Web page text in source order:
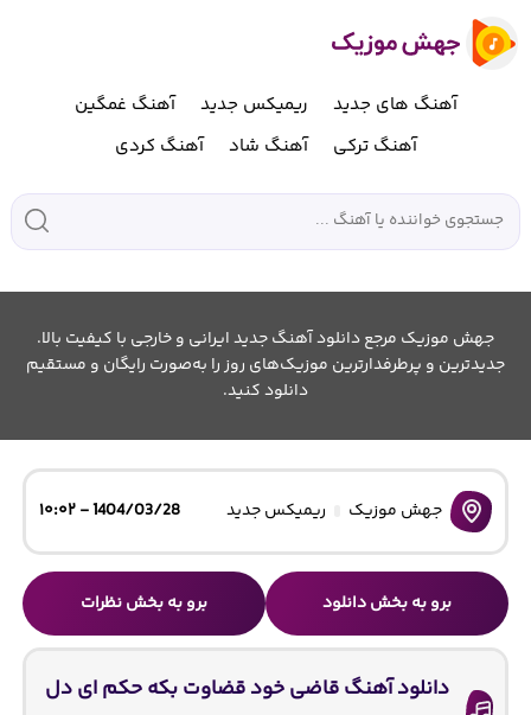
آهنگ های جدید ریمیکس جدید
آهنگ غمگین
آهنگ ترکی
آهنگ شاد آهنگ کردی
جهش موزیک مرجع دانلود آهنگ جدید ایرانی و خارجی با کیفیت بالا.
جدیدترین و پرطرفدارترین موزیک‌های روز را به‌صورت رایگان و مستقیم
دانلود کنید.
جهش موزیک ریمیکس جدید 1404/03/28 - ۱۰:۰۲
برو به بخش دانلود برو به بخش نظرات
دانلود آهنگ قاضی خود قضاوت بکه حکم ای دل